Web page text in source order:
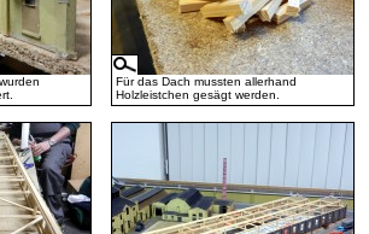
Für das Dach mussten allerhand
Holzleistchen gesägt werden.